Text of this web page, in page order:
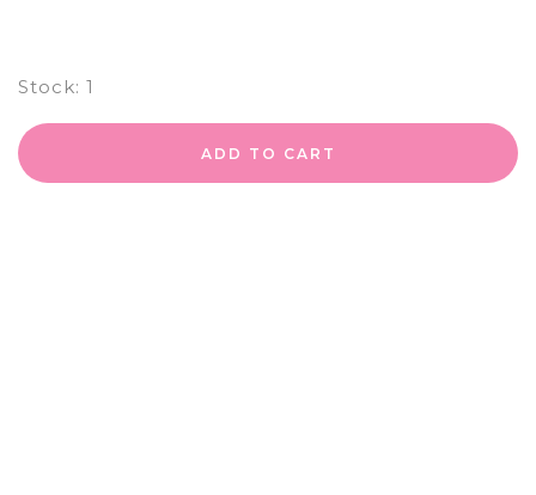
Stock: 1
ADD TO CART